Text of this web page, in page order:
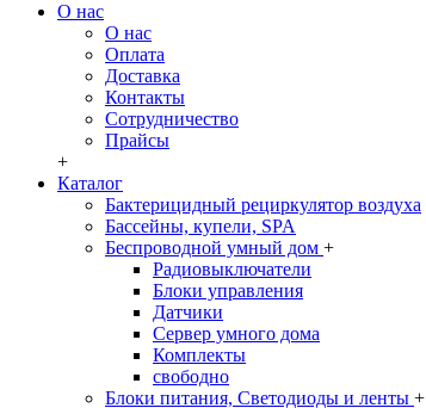
О нас
О нас
Оплата
Доставка
Контакты
Сотрудничество
Прайсы
+
Каталог
Бактерицидный рециркулятор воздуха
Бассейны, купели, SPA
Беспроводной умный дом +
Радиовыключатели
Блоки управления
Датчики
Сервер умного дома
Комплекты
свободно
Блоки питания, Светодиоды и ленты +